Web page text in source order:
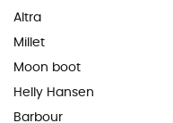
Altra
Millet
Moon boot
Helly Hansen
Barbour